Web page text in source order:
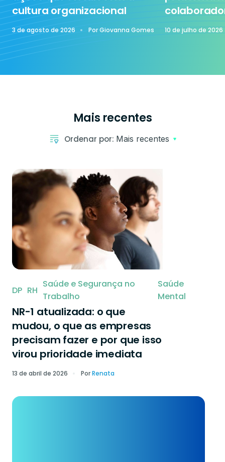
cultura organizacional
3 de agosto de 2026 PorGiovanna Gomes 10 de julho de 2026
Mais recentes
Ordenar por: Mais recentes
DP RH
Saúde e Segurança no
Trabalho
Saúde
Mental
NR-1 atualizada: o que
mudou, o que as empresas
precisam fazer e por que isso
virou prioridade imediata
13 de abril de 2026 PorRenata